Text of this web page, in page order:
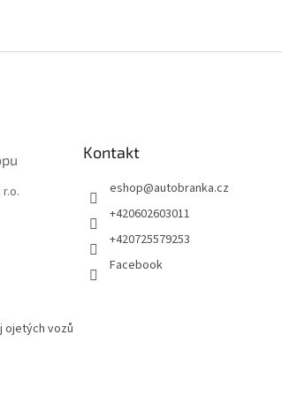
Kontakt
eshop@autobranka.cz
+420602603011
+420725579253
Facebook
ojetých vozů